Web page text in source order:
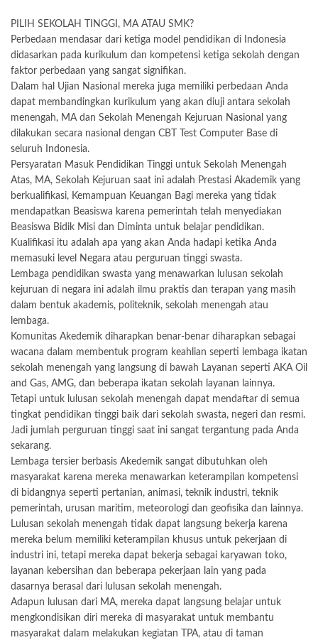
PILIH SEKOLAH TINGGI, MA ATAU SMK?
Perbedaan mendasar dari ketiga model pendidikan di Indonesia
didasarkan pada kurikulum dan kompetensi ketiga sekolah dengan
faktor perbedaan yang sangat signifikan.
Dalam hal Ujian Nasional mereka juga memiliki perbedaan Anda
dapat membandingkan kurikulum yang akan diuji antara sekolah
menengah, MA dan Sekolah Menengah Kejuruan Nasional yang
dilakukan secara nasional dengan CBT Test Computer Base di
seluruh Indonesia.
Persyaratan Masuk Pendidikan Tinggi untuk Sekolah Menengah
Atas, MA, Sekolah Kejuruan saat ini adalah Prestasi Akademik yang
berkualifikasi, Kemampuan Keuangan Bagi mereka yang tidak
mendapatkan Beasiswa karena pemerintah telah menyediakan
Beasiswa Bidik Misi dan Diminta untuk belajar pendidikan.
Kualifikasi itu adalah apa yang akan Anda hadapi ketika Anda
memasuki level Negara atau perguruan tinggi swasta.
Lembaga pendidikan swasta yang menawarkan lulusan sekolah
kejuruan di negara ini adalah ilmu praktis dan terapan yang masih
dalam bentuk akademis, politeknik, sekolah menengah atau
lembaga.
Komunitas Akedemik diharapkan benar-benar diharapkan sebagai
wacana dalam membentuk program keahlian seperti lembaga ikatan
sekolah menengah yang langsung di bawah Layanan seperti AKA Oil
and Gas, AMG, dan beberapa ikatan sekolah layanan lainnya.
Tetapi untuk lulusan sekolah menengah dapat mendaftar di semua
tingkat pendidikan tinggi baik dari sekolah swasta, negeri dan resmi.
Jadi jumlah perguruan tinggi saat ini sangat tergantung pada Anda
sekarang.
Lembaga tersier berbasis Akedemik sangat dibutuhkan oleh
masyarakat karena mereka menawarkan keterampilan kompetensi
di bidangnya seperti pertanian, animasi, teknik industri, teknik
pemerintah, urusan maritim, meteorologi dan geofisika dan lainnya.
Lulusan sekolah menengah tidak dapat langsung bekerja karena
mereka belum memiliki keterampilan khusus untuk pekerjaan di
industri ini, tetapi mereka dapat bekerja sebagai karyawan toko,
layanan kebersihan dan beberapa pekerjaan lain yang pada
dasarnya berasal dari lulusan sekolah menengah.
Adapun lulusan dari MA, mereka dapat langsung belajar untuk
mengkondisikan diri mereka di masyarakat untuk membantu
masyarakat dalam melakukan kegiatan TPA, atau di taman